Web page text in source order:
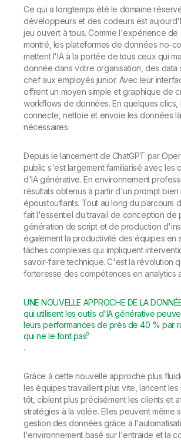
Ce qui a longtemps été le domaine
développeurs et des codeurs est
jeu ouvert à tous. Comme l'expérience de
montré, les plateformes de données no-
mettent l'IA à la portée de tous ceux qui
donnée dans votre organisation, des data
chef aux employés junior. Avec leur
offrent un moyen simple et graphique de
workflows de données. En quelques clics,
connecte, nettoie et envoie les données
nécessaires.
Depuis le lancement de ChatGPT par
public s'est largement familiarisé avec les
d'IA générative. En environnement
résultats obtenus à partir d'un prompt
époustouflants. Tout au long du parcours
fait l'essentiel du travail de conception de
génération de script et de production
également la productivité des équipes en
tâches complexes qui impliquent
savoir-faire technique. C'est la révolution
forteresse des compétences en analytics
UNE NOUVELLE APPROCHE DE LA
qui utilisent les outils d'IA générative
leurs performances de près de 40 % par
qui ne le font pas6
.
Grâce à cette nouvelle approche plus
les équipes travaillent plus vite, lancent les
tôt, ciblent plus précisément les clients et
stratégies à la volée. Elles peuvent même
gestion des données grâce à
l'environnement basé sur l'entraide et la